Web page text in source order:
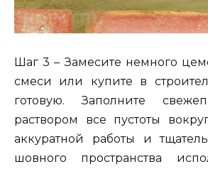
Шаг 3 – Замесите немного
смеси или купите в
готовую. Заполните
раствором все пустоты
аккуратной работы и
шовного пространства